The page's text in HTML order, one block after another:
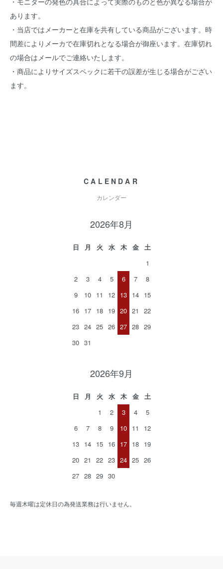
あります。
・当店ではメーカーと在庫を共有している商品がございます。時
間差によりメーカで在庫切れとなる場合が御座います。在庫切れ
の場合はメールでご連絡いたします。
・商品によりサイズスペックに若干の誤差が生じる場合がござい
ます。
CALENDAR
カレンダー
2026年8月
日 月 火 水 木 金
土
1
2
3 4 5 6 7
8
9
10 11 12 13 14 15
16 17 18 19 20 21
22
23 24 25 26 27 28 29
30 31
2026年9月
日 月 火 水 木 金
土
1
2 3 4
5
6
7 8 9 10 11
12
13 14 15 16 17 18 19
20 21 22 23 24 25 26
27 28 29 30
毎週木曜は定休日の為発送業務は行いません。